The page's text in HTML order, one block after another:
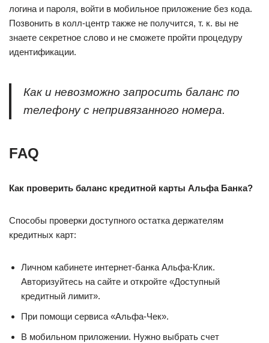
логина и пароля, войти в мобильное приложение без кода.
Позвонить в колл-центр также не получится, т. к. вы не
знаете секретное слово и не сможете пройти процедуру
идентификации.
Как и невозможно запросить баланс по
телефону с непривязанного номера.
FAQ
Как проверить баланс кредитной карты Альфа Банка?
Способы проверки доступного остатка держателям
кредитных карт:
Личном кабинете интернет-банка Альфа-Клик.
Авторизуйтесь на сайте и откройте «Доступный
кредитный лимит».
При помощи сервиса «Альфа-Чек».
В мобильном приложении. Нужно выбрать счет